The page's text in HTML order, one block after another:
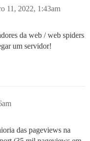
11, 2022, 1:43am
da web / web spiders
um servidor!
das pageviews na